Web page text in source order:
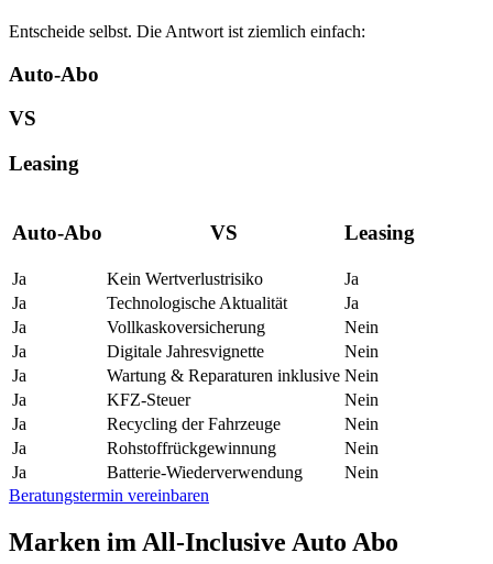
Entscheide selbst. Die Antwort ist ziemlich einfach:
Auto-Abo
VS
Leasing
Auto-Abo VS Leasing
Ja Kein Wertverlustrisiko
Ja
Ja
Technologische Aktualität
Ja
Ja
Vollkaskoversicherung
Nein
Ja
Digitale Jahresvignette
Nein
Ja
Wartung & Reparaturen inklusive Nein
Ja
KFZ-Steuer
Nein
Ja
Recycling der Fahrzeuge
Nein
Ja
Rohstoffrückgewinnung
Nein
Ja
Batterie-Wiederverwendung
Nein
Beratungstermin vereinbaren
Marken im All-Inclusive Auto Abo